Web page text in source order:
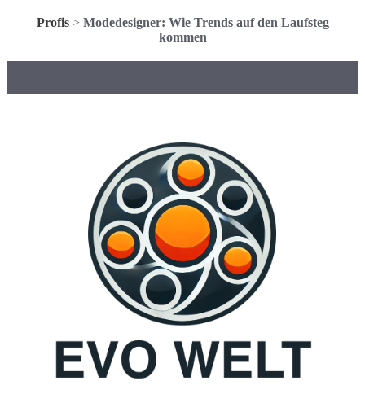
Profis> Modedesigner: Wie Trends auf den Laufsteg
kommen